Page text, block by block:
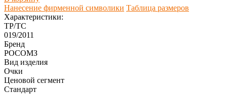
Нанесение фирменной символики Таблица размеров
Характеристики:
ТР/ТС
019/2011
Бренд
РОСОМЗ
Вид изделия
Очки
Ценовой сегмент
Стандарт